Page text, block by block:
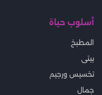
أسلوب حياة
المطبخ
بيتى
تخسيس ورجيم
جمال